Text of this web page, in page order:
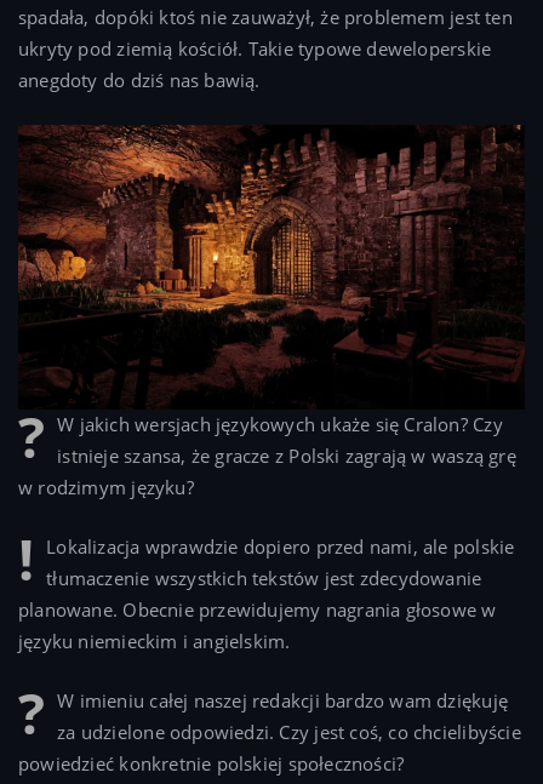
spadała, dopóki ktoś nie zauważył, że problemem jest ten
ukryty pod ziemią kościół. Takie typowe deweloperskie
anegdoty do dziś nas bawią.
W jakich wersjach językowych ukaże się Cralon? Czy
istnieje szansa, że gracze z Polski zagrają w waszą grę
w rodzimym języku?
Lokalizacja wprawdzie dopiero przed nami, ale polskie
tłumaczenie wszystkich tekstów jest zdecydowanie
planowane. Obecnie przewidujemy nagrania głosowe w
języku niemieckim i angielskim.
W imieniu całej naszej redakcji bardzo wam dziękuję
za udzielone odpowiedzi. Czy jest coś, co chcielibyście
powiedzieć konkretnie polskiej społeczności?